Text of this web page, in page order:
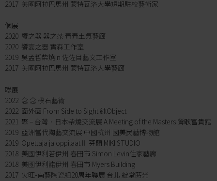
2017 美國阿拉巴馬州 蒙特瓦洛大學短期駐校藝術家
個展
2020 饗之器 器之茶 青青土氣藝廊
2020 饗宴之器 實森工作室
2019 吳孟哲柴燒in 佐佐目藝文工作室
2017 美國阿拉巴馬州 蒙特瓦洛大學藝廊
聯展
2022 念 念 樸石藝術
2022 面外面 From Side to Sight 純Object
2021 聚 – 台灣．日本柴燒交流展 A Meeting of the Masters 鶯歌富貴館
2019 亞洲當代陶藝交流展 中國杭州 國美民藝博物館
2019 Opettaja ja oppilaatⅡ 芬蘭 MIKI STUDIO
2018 美國伊利若伊州 春田市 Simon Levin住家藝廊
2018 美國伊利諾伊州 春田市 Myers Building
2017 火旺-南藝陶瓷組20周年聯展 台北 綻堂蒔光